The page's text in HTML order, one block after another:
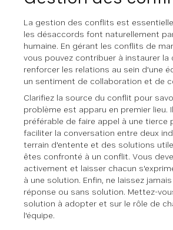
La gestion des conflits est
les désaccords font naturellement
humaine. En gérant les conflits de
vous pouvez contribuer à instaurer la
renforcer les relations au sein d'une
un sentiment de collaboration et de
Clarifiez la source du conflit pour
problème est apparu en premier lieu.
préférable de faire appel à une tierce
faciliter la conversation entre deux
terrain d'entente et des solutions
êtes confronté à un conflit. Vous
activement et laisser chacun
à une solution. Enfin, ne laissez
réponse ou sans solution. Mettez-
solution à adopter et sur le rôle de
l'équipe.